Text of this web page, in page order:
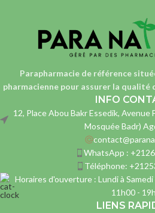
Parapharmacie de référence
pharmaciennepour assurer la qualité
INFO
12, Place Abou Bakr Essedik, Avenue
Mosquée Badr)
WhatsApp :
Téléphone:
Horaires d'ouverture : Lundi à
11h00 -
LIENS